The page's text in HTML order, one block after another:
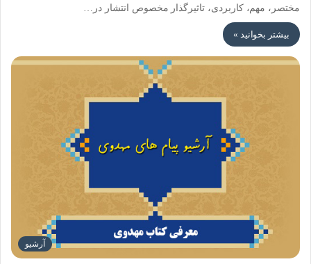
مختصر، مهم، کاربردی، تاثیرگذار مخصوص انتشار در…
بیشتر بخوانید »
آرشیو